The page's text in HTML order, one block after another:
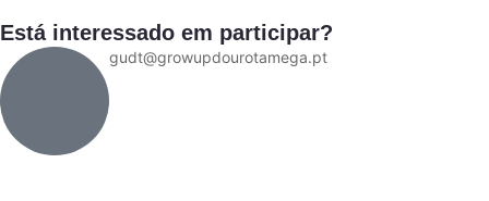
Está interessado em participar?
gudt@growupdourotamega.pt